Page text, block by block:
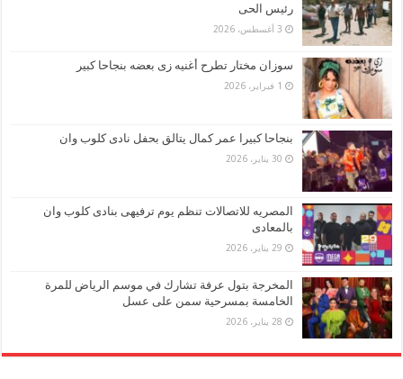
رئيس الحى
3 أغسطس، 2026
سوزان مختار تطرح أغنيه زى بعضه بنجاحا كبير
1 فبراير، 2026
بنجاحا كبيرا عمر كمال يتالق بحفل نادى كلوب وان
30 يناير، 2026
المصريه للاتصالات تنظم يوم ترفيهى بنادى كلوب وان
بالمعادى
29 يناير، 2026
المخرجة بتول عرفة تشارك في موسم الرياض للمرة
الخامسة بمسرحية سمن على عسل
28 يناير، 2026